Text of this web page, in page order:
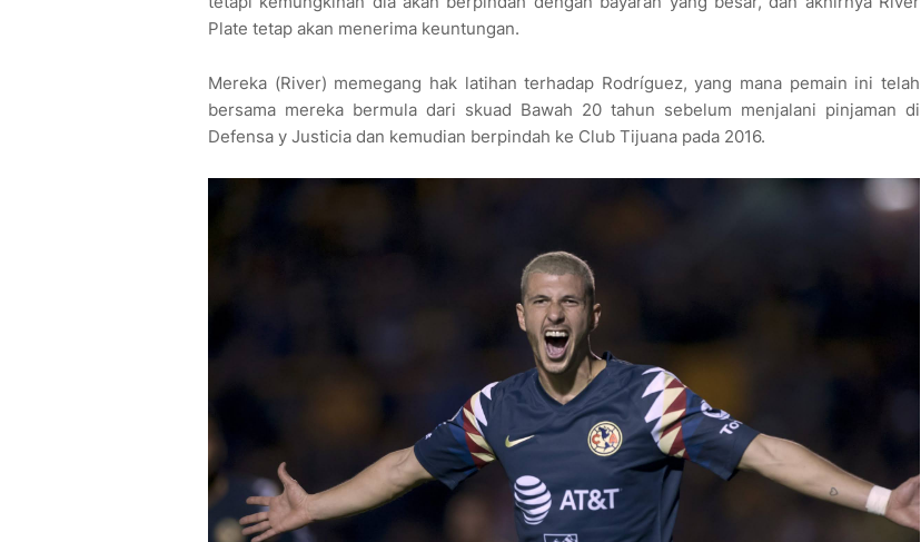
Plate tetap akan menerima keuntungan.
Mereka (River) memegang hak latihan terhadap Rodríguez, yang mana pemain ini telah
bersama mereka bermula dari skuad Bawah 20 tahun sebelum menjalani pinjaman di
Defensa y Justicia dan kemudian berpindah ke Club Tijuana pada 2016.